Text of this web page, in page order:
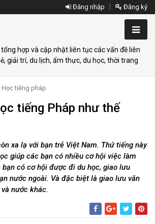
Đăng nhập Đăng ký
Học tiếng pháp
tiếng Pháp như thế
xa lạ với bạn trẻ Việt Nam. Thứ tiếng này
giúp các bạn có nhiều cơ hội việc làm
có cơ hội được đi du học, giao lưu
nước ngoài. Và đặc biệt là giao lưu văn
nước khác.